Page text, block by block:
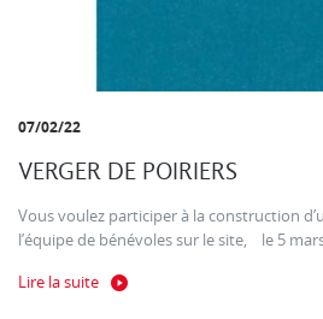
07/02/22
VERGER DE POIRIERS
Vous voulez participer à la construction
l’équipe de bénévoles sur le site, le 5 mars
Lire la suite